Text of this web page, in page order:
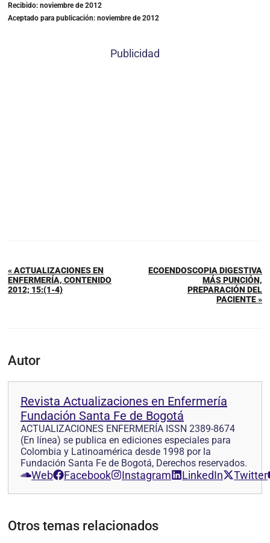
Recibido: noviembre de 2012
Aceptado para publicación: noviembre de 2012
Publicidad
« ACTUALIZACIONES EN
ENFERMERÍA, CONTENIDO
2012; 15:(1-4)
ECOENDOSCOPIA DIGESTIVA
MÁS PUNCIÓN,
PREPARACIÓN DEL
PACIENTE »
Autor
Revista Actualizaciones en Enfermería
Fundación Santa Fe de Bogotá
ACTUALIZACIONES ENFERMERÍA ISSN 2389-8674
(En línea) se publica en ediciones especiales para
Colombia y Latinoamérica desde 1998 por la
Fundación Santa Fe de Bogotá, Derechos reservados.
Web Facebook Instagram LinkedIn Twitter
Otros temas relacionados